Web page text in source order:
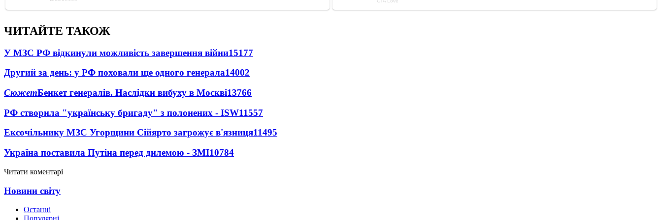
ЧИТАЙТЕ ТАКОЖ
У МЗС РФ відкинули можливість завершення війни15177
Другий за день: у РФ поховали ще одного генерала14002
СюжетБенкет генералів. Наслідки вибуху в Москві13766
РФ створила "українську бригаду" з полонених - ISW11557
Ексочільнику МЗС Угорщини Сійярто загрожує в'язниця11495
Україна поставила Путіна перед дилемою - ЗМІ10784
Читати коментарі
Новини світу
Останні